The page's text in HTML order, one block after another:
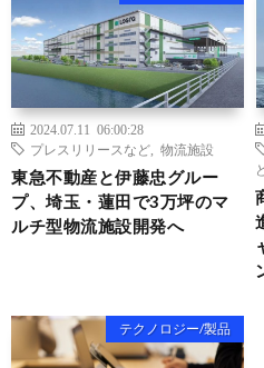
2024.07.11 06:00:28
プレスリリースなど
物流施設
東急不動産と伊藤忠グルー
プ、埼玉・蓮田で3万坪のマ
ルチ型物流施設開発へ
テクノロジー/製品